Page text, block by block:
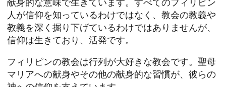
献身的な意味で生きています。すべてのフィリピン
人が信仰を知っているわけではなく、教会の教義や
教義を深く掘り下げているわけではありませんが、
信仰は生きており、活発です。
フィリピンの教会は行列が大好きな教会です。聖母
マリアへの献身やその他の献身的な習慣が、彼らの